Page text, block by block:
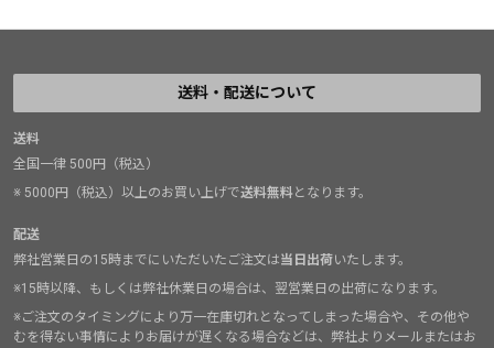
送料・配送について
送料
全国一律 500円（税込）
※ 5000円（税込）以上のお買い上げで送料無料となります。
配送
弊社営業日の15時までにいただいたご注文は当日出荷いたします。
※15時以降、もしくは弊社休業日の場合は、翌営業日の出荷になります。
※ご注文のタイミングにより万一在庫切れとなってしまった場合や、その他や
むを得ない事情によりお届けが遅くなる場合などは、弊社よりメールまたはお